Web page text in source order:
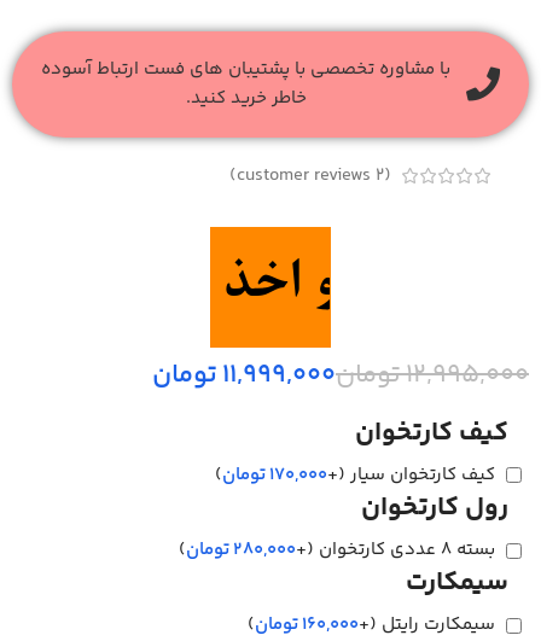
با مشاوره تخصصی با پشتیبان های فست ارتباط آسوده
خاطر خرید کنید.
(
2
12,995,000تومان11,999,000تومان
کیف کارتخوان
کیف کارتخوان سیار (+
170,000تومان)
رول کارتخوان
بسته 8 عددی کارتخوان (+
280,000تومان)
سیمکارت
سیمکارت رایتل (+
160,000تومان)